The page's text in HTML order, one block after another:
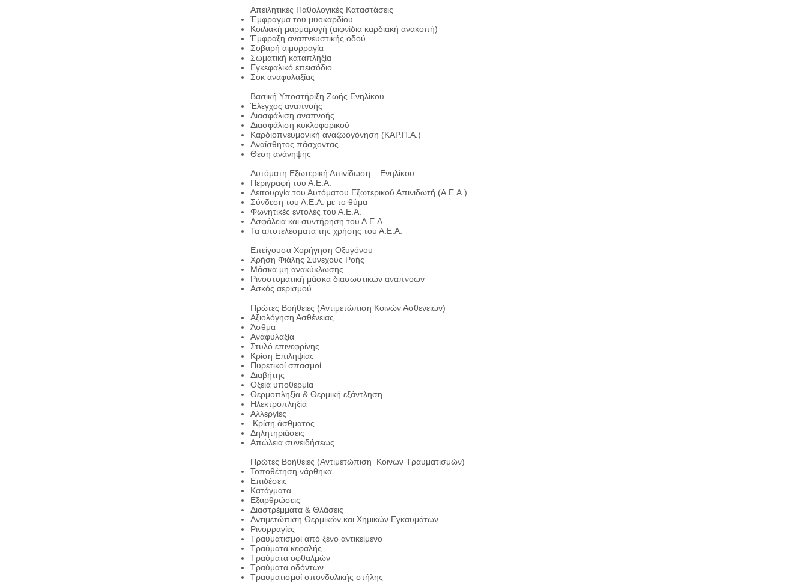
Απειλητικές Παθολογικές Καταστάσεις
Έμφραγμα του μυοκαρδίου
Κοιλιακή μαρμαρυγή (αιφνίδια καρδιακή ανακοπή)
Έμφραξη αναπνευστικής οδού
Σοβαρή αιμορραγία
Σωματική καταπληξία
Εγκεφαλικό επεισόδιο
Σοκ αναφυλαξίας
Βασική Υποστήριξη Ζωής Ενηλίκου
Έλεγχος αναπνοής
Διασφάλιση αναπνοής
Διασφάλιση κυκλοφορικού
Καρδιοπνευμονική αναζωογόνηση (ΚΑΡ.Π.Α.)
Αναίσθητος πάσχοντας
Θέση ανάνηψης
Αυτόματη Εξωτερική Απινίδωση – Ενηλίκου
Περιγραφή του Α.Ε.Α.
Λειτουργία του Αυτόματου Εξωτερικού Απινιδωτή (Α.Ε.Α.)
Σύνδεση του Α.Ε.Α. με το θύμα
Φωνητικές εντολές του Α.Ε.Α.
Ασφάλεια και συντήρηση του Α.Ε.Α.
Τα αποτελέσματα της χρήσης του Α.Ε.Α.
Επείγουσα Χορήγηση Οξυγόνου
Χρήση Φιάλης Συνεχούς Ροής
Μάσκα μη ανακύκλωσης
Ρινοστοματική μάσκα διασωστικών αναπνοών
Ασκός αερισμού
Πρώτες Βοήθειες (Αντιμετώπιση Κοινών Ασθενειών)
Αξιολόγηση Ασθένειας
Άσθμα
Αναφυλαξία
Στυλό επινεφρίνης
Κρίση Επιληψίας
Πυρετικοί σπασμοί
Διαβήτης
Οξεία υποθερμία
Θερμοπληξία & Θερμική εξάντληση
Ηλεκτροπληξία
Αλλεργίες
Κρίση άσθματος
Δηλητηριάσεις
Απώλεια συνειδήσεως
Πρώτες Βοήθειες (Αντιμετώπιση Κοινών Τραυματισμών)
Τοποθέτηση νάρθηκα
Επιδέσεις
Κατάγματα
Εξαρθρώσεις
Διαστρέμματα & Θλάσεις
Αντιμετώπιση Θερμικών και Χημικών Εγκαυμάτων
Ρινορραγίες
Τραυματισμοί από ξένο αντικείμενο
Τραύματα κεφαλής
Τραύματα οφθαλμών
Τραύματα οδόντων
Τραυματισμοί σπονδυλικής στήλης